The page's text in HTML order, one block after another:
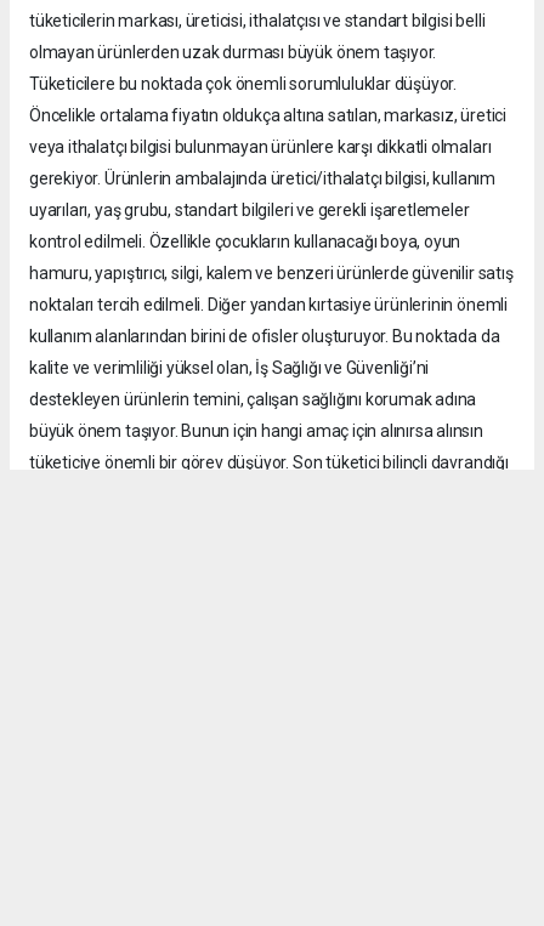
tüketicilerin markası, üreticisi, ithalatçısı ve standart bilgisi belli
olmayan ürünlerden uzak durması büyük önem taşıyor.
Tüketicilere bu noktada çok önemli sorumluluklar düşüyor.
Öncelikle ortalama fiyatın oldukça altına satılan, markasız, üretici
veya ithalatçı bilgisi bulunmayan ürünlere karşı dikkatli olmaları
gerekiyor. Ürünlerin ambalajında üretici/ithalatçı bilgisi, kullanım
uyarıları, yaş grubu, standart bilgileri ve gerekli işaretlemeler
kontrol edilmeli. Özellikle çocukların kullanacağı boya, oyun
hamuru, yapıştırıcı, silgi, kalem ve benzeri ürünlerde güvenilir satış
noktaları tercih edilmeli. Diğer yandan kırtasiye ürünlerinin önemli
kullanım alanlarından birini de ofisler oluşturuyor. Bu noktada da
kalite ve verimliliği yüksel olan, İş Sağlığı ve Güvenliği’ni
destekleyen ürünlerin temini, çalışan sağlığını korumak adına
büyük önem taşıyor. Bunun için hangi amaç için alınırsa alınsın
tüketiciye önemli bir görev düşüyor. Son tüketici bilinçli davrandığı